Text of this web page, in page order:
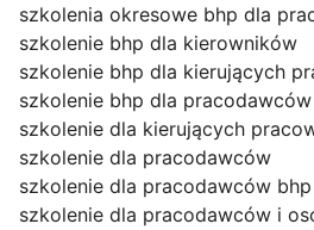
szkolenia okresowe bhp dla
szkolenie bhp dla kierowników
szkolenie bhp dla kierujących
szkolenie bhp dla
szkolenie dla kierujących
szkolenie dla pracodawców
szkolenie dla pracodawców bhp
szkolenie dla pracodawców i